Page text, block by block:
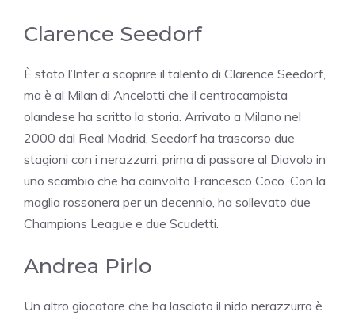
Clarence Seedorf
È stato l’Inter a scoprire il talento di Clarence Seedorf,
ma è al Milan di Ancelotti che il centrocampista
olandese ha scritto la storia. Arrivato a Milano nel
2000 dal Real Madrid, Seedorf ha trascorso due
stagioni con i nerazzurri, prima di passare al Diavolo in
uno scambio che ha coinvolto Francesco Coco. Con la
maglia rossonera per un decennio, ha sollevato due
Champions League e due Scudetti.
Andrea Pirlo
Un altro giocatore che ha lasciato il nido nerazzurro è